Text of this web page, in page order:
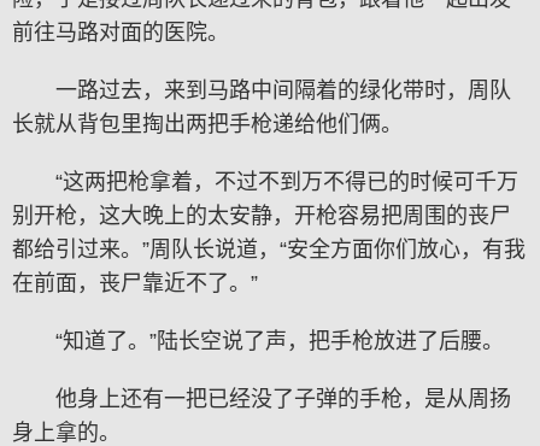
前往马路对面的医院。
一路过去，来到马路中间隔着的绿化带时，周队
长就从背包里掏出两把手枪递给他们俩。
“这两把枪拿着，不过不到万不得已的时候可千万
别开枪，这大晚上的太安静，开枪容易把周围的丧尸
都给引过来。”周队长说道，“安全方面你们放心，有我
在前面，丧尸靠近不了。”
“知道了。”陆长空说了声，把手枪放进了后腰。
他身上还有一把已经没了子弹的手枪，是从周扬
身上拿的。